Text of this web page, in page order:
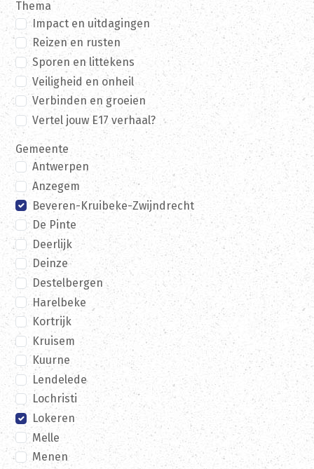
Thema
Impact en uitdagingen
Reizen en rusten
Sporen en littekens
Veiligheid en onheil
Verbinden en groeien
Vertel jouw E17 verhaal?
Gemeente
Antwerpen
Anzegem
Beveren-Kruibeke-Zwijndrecht
De Pinte
Deerlijk
Deinze
Destelbergen
Harelbeke
Kortrijk
Kruisem
Kuurne
Lendelede
Lochristi
Lokeren
Melle
Menen